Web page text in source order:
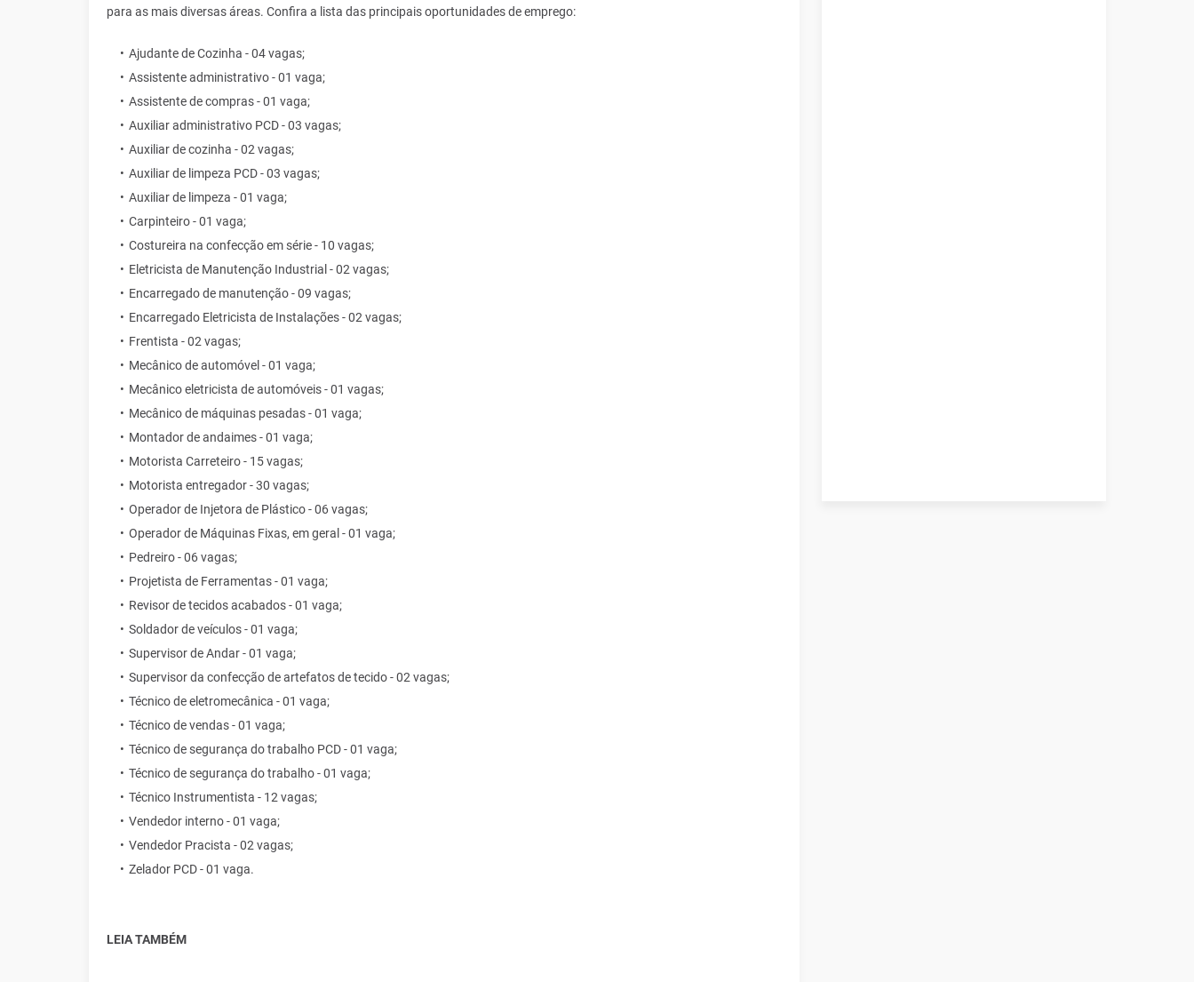
para as mais diversas áreas. Confira a lista das principais oportunidades de emprego:
Ajudante de Cozinha - 04 vagas;
Assistente administrativo - 01 vaga;
Assistente de compras - 01 vaga;
Auxiliar administrativo PCD - 03 vagas;
Auxiliar de cozinha - 02 vagas;
Auxiliar de limpeza PCD - 03 vagas;
Auxiliar de limpeza - 01 vaga;
Carpinteiro - 01 vaga;
Costureira na confecção em série - 10 vagas;
Eletricista de Manutenção Industrial - 02 vagas;
Encarregado de manutenção - 09 vagas;
Encarregado Eletricista de Instalações - 02 vagas;
Frentista - 02 vagas;
Mecânico de automóvel - 01 vaga;
Mecânico eletricista de automóveis - 01 vagas;
Mecânico de máquinas pesadas - 01 vaga;
Montador de andaimes - 01 vaga;
Motorista Carreteiro - 15 vagas;
Motorista entregador - 30 vagas;
Operador de Injetora de Plástico - 06 vagas;
Operador de Máquinas Fixas, em geral - 01 vaga;
Pedreiro - 06 vagas;
Projetista de Ferramentas - 01 vaga;
Revisor de tecidos acabados - 01 vaga;
Soldador de veículos - 01 vaga;
Supervisor de Andar - 01 vaga;
Supervisor da confecção de artefatos de tecido - 02 vagas;
Técnico de eletromecânica - 01 vaga;
Técnico de vendas - 01 vaga;
Técnico de segurança do trabalho PCD - 01 vaga;
Técnico de segurança do trabalho - 01 vaga;
Técnico Instrumentista - 12 vagas;
Vendedor interno - 01 vaga;
Vendedor Pracista - 02 vagas;
Zelador PCD - 01 vaga.
LEIA TAMBÉM